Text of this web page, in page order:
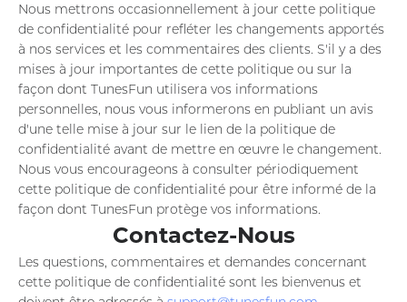
Nous mettrons occasionnellement à jour cette politique
de confidentialité pour refléter les changements apportés
à nos services et les commentaires des clients. S'il y a des
mises à jour importantes de cette politique ou sur la
façon dont TunesFun utilisera vos informations
personnelles, nous vous informerons en publiant un avis
d'une telle mise à jour sur le lien de la politique de
confidentialité avant de mettre en œuvre le changement.
Nous vous encourageons à consulter périodiquement
cette politique de confidentialité pour être informé de la
façon dont TunesFun protège vos informations.
Contactez-Nous
Les questions, commentaires et demandes concernant
cette politique de confidentialité sont les bienvenus et